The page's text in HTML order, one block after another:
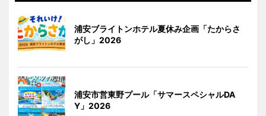
浦安ブライトンホテル夏休み企画「たからさ
がし」2026
浦安市営東野プール「サマースペシャルDA
Y」2026